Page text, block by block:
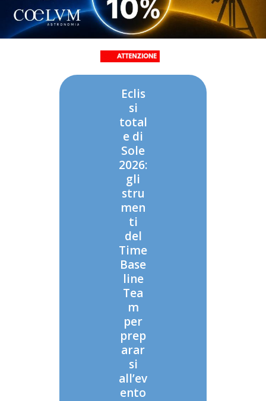
Eclis
si
total
e di
Sole
2026:
gli
stru
men
ti
del
Time
Base
line
Tea
m
per
prep
arar
si
all’ev
ento